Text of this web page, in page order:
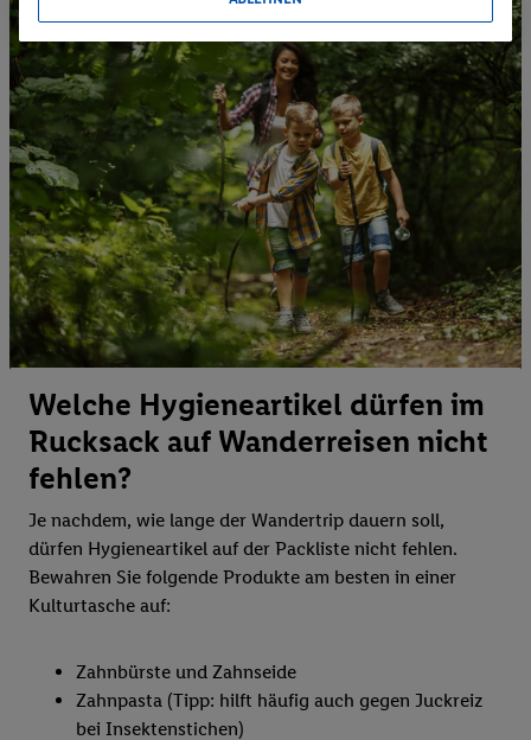
Welche Hygieneartikel dürfen im
Rucksack auf Wanderreisen nicht
fehlen?
Je nachdem, wie lange der Wandertrip dauern soll,
dürfen Hygieneartikel auf der Packliste nicht fehlen.
Bewahren Sie folgende Produkte am besten in einer
Kulturtasche auf:
Zahnbürste und Zahnseide
Zahnpasta (Tipp: hilft häufig auch gegen Juckreiz
bei Insektenstichen)